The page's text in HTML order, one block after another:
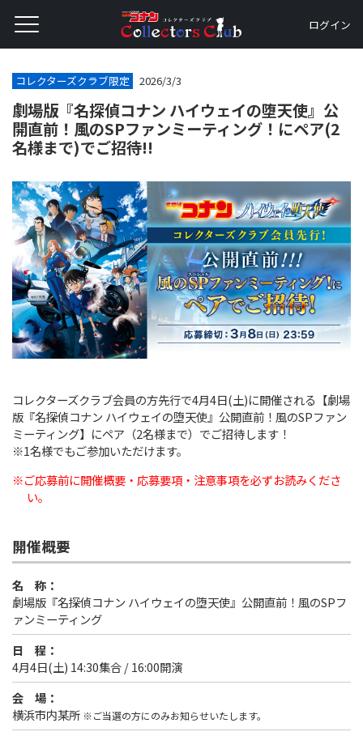
ログイン
コレクターズクラブ限定 2026/3/3
劇場版『名探偵コナン ハイウェイの堕天使』公
開直前！風のSPファンミーティング！にペア(2
名様まで)でご招待!!
コレクターズクラブ会員の方先行で4月4日(土)に開催される【劇場
版『名探偵コナン ハイウェイの堕天使』公開直前！風のSPファン
ミーティング】にペア（2名様まで）でご招待します！
※1名様でもご参加いただけます。
※ご応募前に開催概要・応募要項・注意事項を必ずお読みくださ
い。
開催概要
名 称：
劇場版『名探偵コナン ハイウェイの堕天使』公開直前！風のSPフ
ァンミーティング
日 程：
4月4日(土) 14:30集合 / 16:00開演
会 場：
横浜市内某所 ※ご当選の方にのみお知らせいたします。